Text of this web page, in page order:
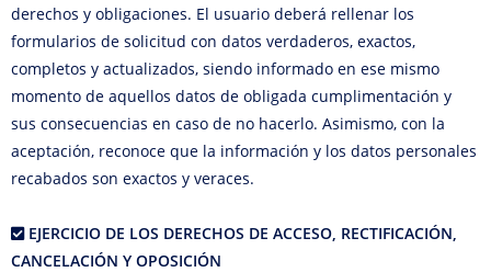
derechos y obligaciones. El usuario deberá rellenar los
formularios de solicitud con datos verdaderos, exactos,
completos y actualizados, siendo informado en ese mismo
momento de aquellos datos de obligada cumplimentación y
sus consecuencias en caso de no hacerlo. Asimismo, con la
aceptación, reconoce que la información y los datos personales
recabados son exactos y veraces.
EJERCICIO DE LOS DERECHOS DE ACCESO, RECTIFICACIÓN,
CANCELACIÓN Y OPOSICIÓN